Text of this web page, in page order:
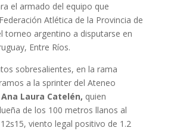
el armado del equipo que
Atlética de la Provincia de
torneo argentino a disputarse en
Entre Ríos.
sobresalientes, en la rama
a la sprinter del Ateneo
Ana Laura Catelén, quien
de los 100 metros llanos al
viento legal positivo de 1.2